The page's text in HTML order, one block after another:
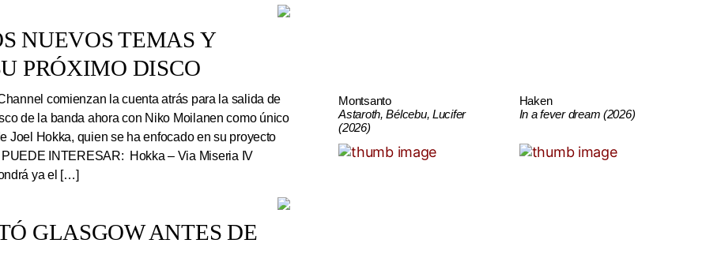
NUEVOS TEMAS Y
PRÓXIMO DISCO
comienzan la cuenta atrás para la salida de
de la banda ahora con Niko Moilanen como único
Joel Hokka, quien se ha enfocado en su proyecto
INTERESAR: Hokka – Via Miseria IV
ya el […]
GLASGOW ANTES DE
Montsanto
Astaroth, Bélcebu, Lucifer
(2026)
Haken
In a fever dream (2026)